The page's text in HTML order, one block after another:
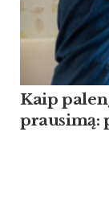
Kaip
prausimą: